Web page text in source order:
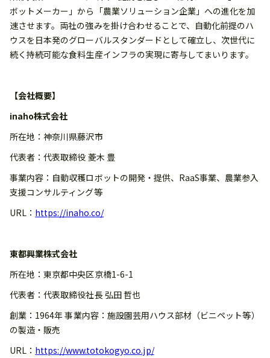
ボットメーカー」から「農業ソリューション企業」への進化を加
速させます。両社の強みを掛け合わせることで、自動化前提のハ
ウスを日本発のグローバルスタンダードとして確立し、次世代に
続く持続可能な食料生産インフラの実現に寄与してまいります。
【会社概要】
inaho株式会社
所在地：神奈川県藤沢市
代表者：代表取締役 菱木 豊
事業内容：自動収穫ロボットの開発・提供、RaaS事業、農業参入
支援コンサルティング等
URL： https://inaho.co/
東都興業株式会社
所在地：東京都中央区京橋1-6-1
代表者：代表取締役社長 弘田 哲也
創業：1964年 事業内容：施設園芸用ハウス部材（ビニペット等）
の製造・販売
URL： https://www.totokogyo.co.jp/